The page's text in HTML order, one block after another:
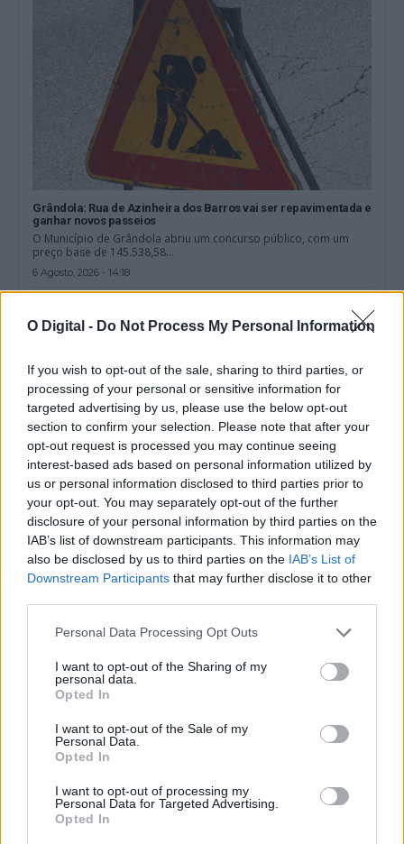
O Digital - Do Not Process My Personal Information
If you wish to opt-out of the sale, sharing to third parties, or
processing of your personal or sensitive information for
targeted advertising by us, please use the below opt-out
section to confirm your selection. Please note that after your
opt-out request is processed you may continue seeing
interest-based ads based on personal information utilized by
us or personal information disclosed to third parties prior to
your opt-out. You may separately opt-out of the further
disclosure of your personal information by third parties on the
IAB’s list of downstream participants. This information may
also be disclosed by us to third parties on the IAB’s List of
Downstream Participants that may further disclose it to other
Personal Data Processing Opt Outs
I want to opt-out of the Sharing of my
personal data.
Opted In
I want to opt-out of the Sale of my
Personal Data.
Opted In
I want to opt-out of processing my
Personal Data for Targeted Advertising.
Opted In
Grândola: Rua de Azinheira dos Barros vai ser repavimentada e
ganhar novos passeios
O Município de Grândola abriu um concurso público, com um
preço base de 145.538,58...
6 Agosto, 2026 - 14:18
Arbitragem: Luís Godinho nomeado para jogo do Porto, Pedro
Ramalho no encontro do Benfica
A Federação Portuguesa de Futebol (FPF) divulgou as nomeações
dos árbitros para a jornada...
6 Agosto, 2026 - 11:29